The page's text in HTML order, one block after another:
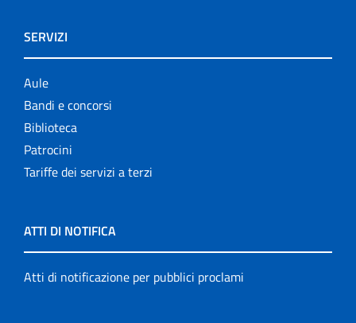
SERVIZI
Aule
Bandi e concorsi
Biblioteca
Patrocini
Tariffe dei servizi a terzi
ATTI DI NOTIFICA
Atti di notificazione per pubblici proclami